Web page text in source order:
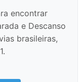
encontrar
e Descanso
brasileiras,